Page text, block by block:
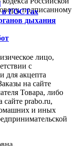
подписанному
лицо,
с
для акцепта
на сайте
Товара, либо
prabo.ru,
и иных
в ГОСТах
дыхания